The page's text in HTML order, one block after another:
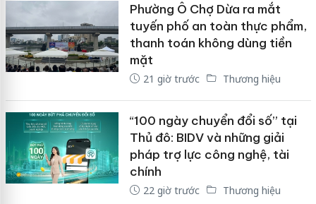
Phường Ô Chợ Dừa ra mắt
tuyến phố an toàn thực phẩm,
thanh toán không dùng tiền
mặt
21 giờ trước Thương hiệu
“100 ngày chuyển đổi số” tại
Thủ đô: BIDV và những giải
pháp trợ lực công nghệ, tài
chính
22 giờ trước Thương hiệu